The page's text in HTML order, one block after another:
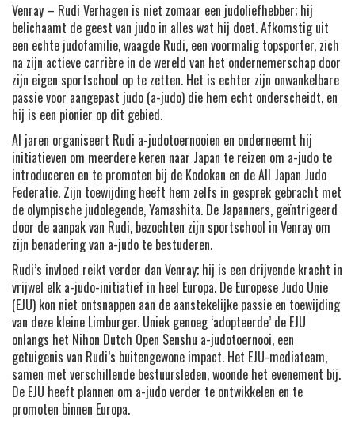
Venray – Rudi Verhagen is niet zomaar een judoliefhebber; hij
belichaamt de geest van judo in alles wat hij doet. Afkomstig uit
een echte judofamilie, waagde Rudi, een voormalig topsporter, zich
na zijn actieve carrière in de wereld van het ondernemerschap door
zijn eigen sportschool op te zetten. Het is echter zijn onwankelbare
passie voor aangepast judo (a-judo) die hem echt onderscheidt, en
hij is een pionier op dit gebied.
Al jaren organiseert Rudi a-judotoernooien en onderneemt hij
initiatieven om meerdere keren naar Japan te reizen om a-judo te
introduceren en te promoten bij de Kodokan en de All Japan Judo
Federatie. Zijn toewijding heeft hem zelfs in gesprek gebracht met
de olympische judolegende, Yamashita. De Japanners, geïntrigeerd
door de aanpak van Rudi, bezochten zijn sportschool in Venray om
zijn benadering van a-judo te bestuderen.
Rudi’s invloed reikt verder dan Venray; hij is een drijvende kracht in
vrijwel elk a-judo-initiatief in heel Europa. De Europese Judo Unie
(EJU) kon niet ontsnappen aan de aanstekelijke passie en toewijding
van deze kleine Limburger. Uniek genoeg ‘adopteerde’ de EJU
onlangs het Nihon Dutch Open Senshu a-judotoernooi, een
getuigenis van Rudi’s buitengewone impact. Het EJU-mediateam,
samen met verschillende bestuursleden, woonde het evenement bij.
De EJU heeft plannen om a-judo verder te ontwikkelen en te
promoten binnen Europa.